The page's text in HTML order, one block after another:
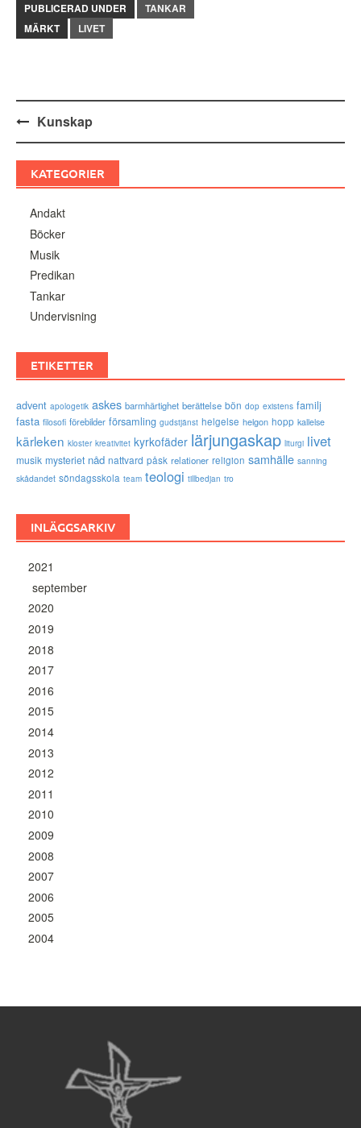
PUBLICERAD UNDER
TANKAR
MÄRKT
LIVET
Inläggsnavigering
Kunskap
KATEGORIER
Andakt
Böcker
Musik
Predikan
Tankar
Undervisning
ETIKETTER
advent apologetik askes barmhärtighet berättelse bön dop existens familj
fasta filosofi förebilder församling gudstjänst helgelse helgon hopp kallelse
kärleken kloster kreativitet kyrkofäder lärjungaskap liturgi livet
musik mysteriet nåd nattvard påsk relationer religion samhälle sanning
skådandet söndagsskola team teologi tillbedjan tro
INLÄGGSARKIV
2021
september
2020
2019
2018
2017
2016
2015
2014
2013
2012
2011
2010
2009
2008
2007
2006
2005
2004